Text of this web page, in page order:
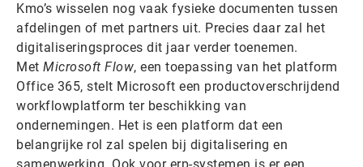
Kmo’s wisselen nog vaak fysieke documenten tussen
afdelingen of met partners uit. Precies daar zal het
digitaliseringsproces dit jaar verder toenemen.
Met Microsoft Flow, een toepassing van het platform
Office 365, stelt Microsoft een productoverschrijdend
workflowplatform ter beschikking van
ondernemingen. Het is een platform dat een
belangrijke rol zal spelen bij digitalisering en